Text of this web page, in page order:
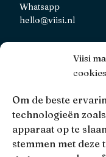
Viisi
Om de beste
technologieën
apparaat op te
stemmen met deze
Whatsapp
hello@viisi.nl
Viisi Hypotheken is
Registratienummer:
KiFiD
Niet tevreden over